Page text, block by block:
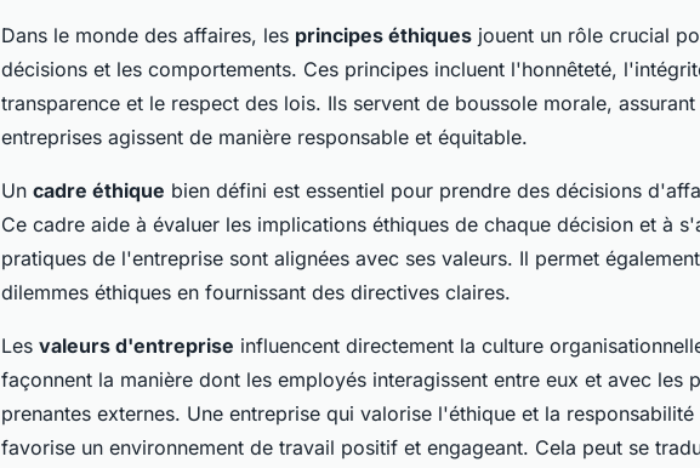
Dans le monde des affaires, les principes éthiques jouent un rôle crucial
décisions et les comportements. Ces principes incluent l'honnêteté,
transparence et le respect des lois. Ils servent de boussole morale,
entreprises agissent de manière responsable et équitable.
Un cadre éthique bien défini est essentiel pour prendre des décisions
Ce cadre aide à évaluer les implications éthiques de chaque décision et à
pratiques de l'entreprise sont alignées avec ses valeurs. Il permet
dilemmes éthiques en fournissant des directives claires.
Les valeurs d'entreprise influencent directement la culture
façonnent la manière dont les employés interagissent entre eux et avec les
prenantes externes. Une entreprise qui valorise l'éthique et la responsabilité
favorise un environnement de travail positif et engageant. Cela peut se